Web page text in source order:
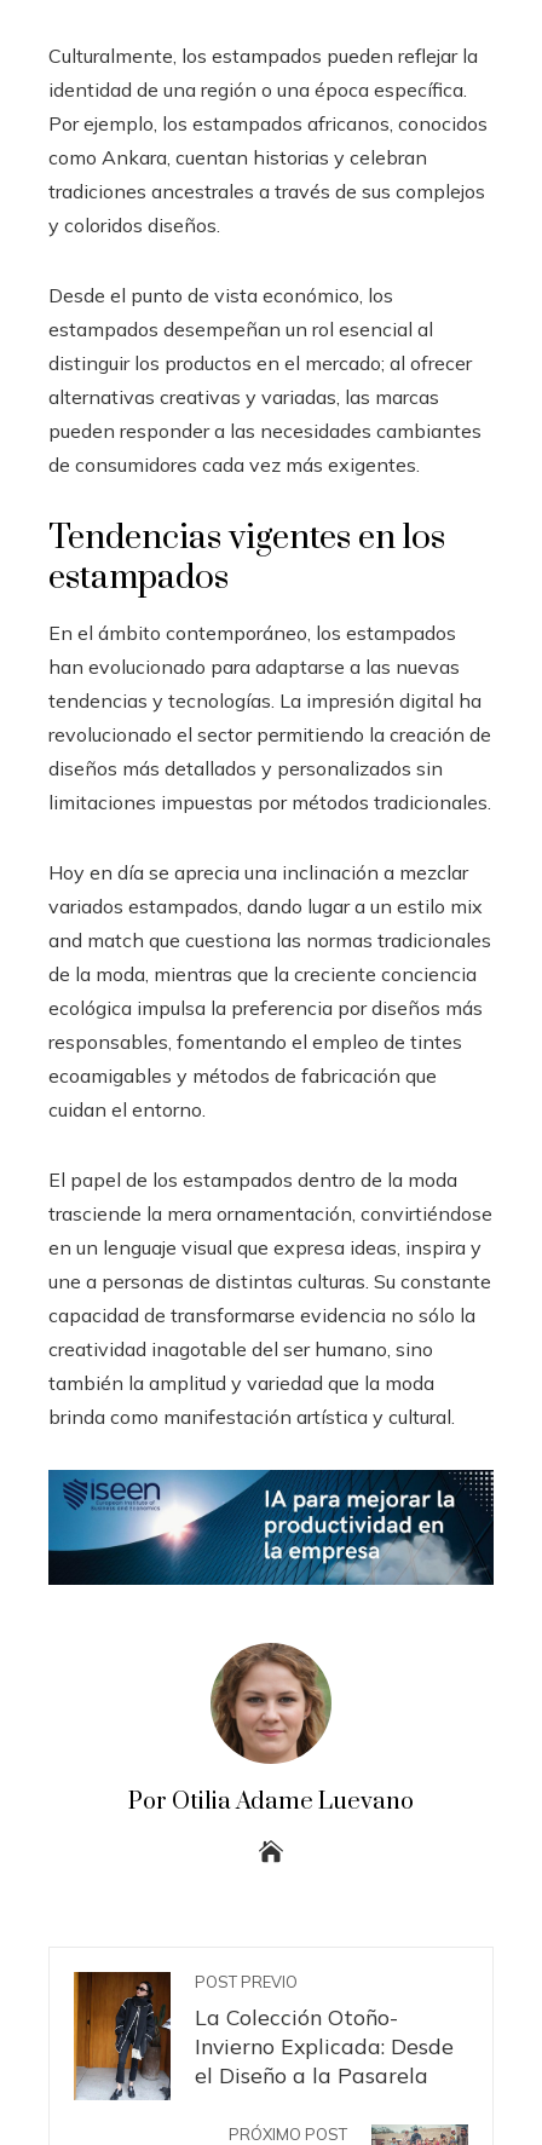
Culturalmente, los estampados pueden reflejar la
identidad de una región o una época específica.
Por ejemplo, los estampados africanos, conocidos
como Ankara, cuentan historias y celebran
tradiciones ancestrales a través de sus complejos
y coloridos diseños.
Desde el punto de vista económico, los
estampados desempeñan un rol esencial al
distinguir los productos en el mercado; al ofrecer
alternativas creativas y variadas, las marcas
pueden responder a las necesidades cambiantes
de consumidores cada vez más exigentes.
Tendencias vigentes en los
estampados
En el ámbito contemporáneo, los estampados
han evolucionado para adaptarse a las nuevas
tendencias y tecnologías. La impresión digital ha
revolucionado el sector permitiendo la creación de
diseños más detallados y personalizados sin
limitaciones impuestas por métodos tradicionales.
Hoy en día se aprecia una inclinación a mezclar
variados estampados, dando lugar a un estilo mix
and match que cuestiona las normas tradicionales
de la moda, mientras que la creciente conciencia
ecológica impulsa la preferencia por diseños más
responsables, fomentando el empleo de tintes
ecoamigables y métodos de fabricación que
cuidan el entorno.
El papel de los estampados dentro de la moda
trasciende la mera ornamentación, convirtiéndose
en un lenguaje visual que expresa ideas, inspira y
une a personas de distintas culturas. Su constante
capacidad de transformarse evidencia no sólo la
creatividad inagotable del ser humano, sino
también la amplitud y variedad que la moda
brinda como manifestación artística y cultural.
Por Otilia Adame Luevano
POST PREVIO
La Colección Otoño-
Invierno Explicada: Desde
el Diseño a la Pasarela
PRÓXIMO POST